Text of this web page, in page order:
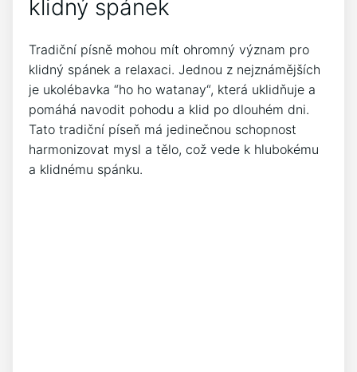
klidný⁤ spánek
Tradiční písně mohou mít ohromný význam‍ pro⁢
klidný spánek a relaxaci. Jednou z nejznámějších
je ukolébavka ‍“ho ho watanay“, která uklidňuje a
pomáhá navodit pohodu a klid po dlouhém dni.
Tato tradiční⁢ píseň má jedinečnou schopnost
harmonizovat mysl a tělo,‌ což⁣ vede k hlubokému
a klidnému spánku.